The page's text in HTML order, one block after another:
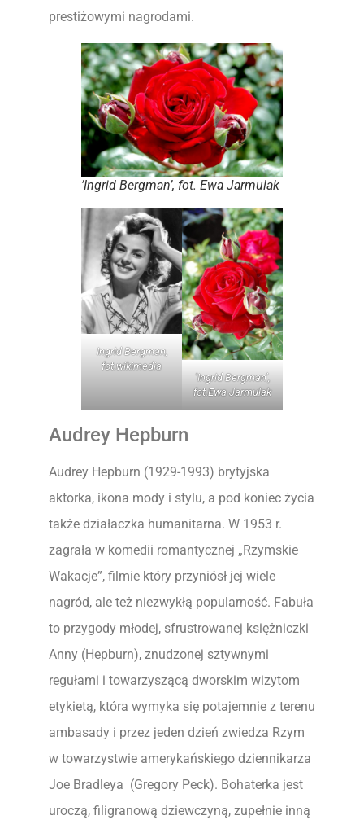
prestiżowymi nagrodami.
’Ingrid Bergman’, fot. Ewa Jarmulak
Ingrid Bergman,
fot.wikimedia
’Ingrid Bergman’,
fot.Ewa Jarmulak
Audrey Hepburn
Audrey Hepburn (1929-1993) brytyjska
aktorka, ikona mody i stylu, a pod koniec życia
także działaczka humanitarna. W 1953 r.
zagrała w komedii romantycznej „Rzymskie
Wakacje”, filmie który przyniósł jej wiele
nagród, ale też niezwykłą popularność. Fabuła
to przygody młodej, sfrustrowanej księżniczki
Anny (Hepburn), znudzonej sztywnymi
regułami i towarzyszącą dworskim wizytom
etykietą, która wymyka się potajemnie z terenu
ambasady i przez jeden dzień zwiedza Rzym
w towarzystwie amerykańskiego dziennikarza
Joe Bradleya (Gregory Peck). Bohaterka jest
uroczą, filigranową dziewczyną, zupełnie inną